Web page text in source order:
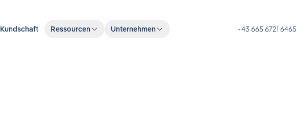
Kundschaft Ressourcen Unternehmen +43 665 6721 6465